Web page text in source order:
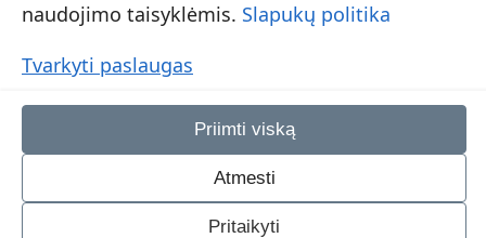
naudojimo taisyklėmis. Slapukų politika
Tvarkyti paslaugas
Priimti viską
Atmesti
Pritaikyti
Visi pasiūlymai →